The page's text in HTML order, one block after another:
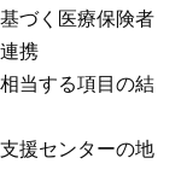
づく医療保険者
携
当する項目の結
援センターの地